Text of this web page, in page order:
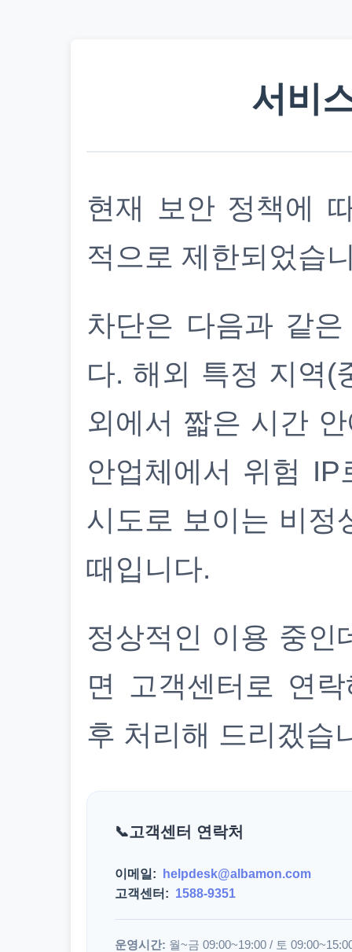
서비
현재 보안 정책에
적으로 제한되었습
차단은 다음과 같
다. 해외 특정 지역(
외에서 짧은 시간
안업체에서 위험
시도로 보이는 비정
때입니다.
정상적인 이용 중인
면 고객센터로 연
후 처리해 드리겠습
고객센터 연락처
이메일:
helpdesk@albamon.com
고객센터: 1588-9351
운영시간: 월~금 09:00~19:00 / 토